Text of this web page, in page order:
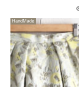
HandMade